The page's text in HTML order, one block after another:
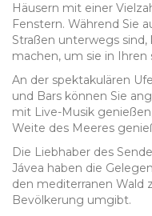
Häusern mit einer
Fenstern. Während Sie
Straßen unterwegs
machen, um sie in
An der spektakulären
und Bars können Sie
mit Live-Musik
Weite des Meeres
Die Liebhaber des
Jávea haben die
den mediterranen Wald
Bevölkerung umgibt.